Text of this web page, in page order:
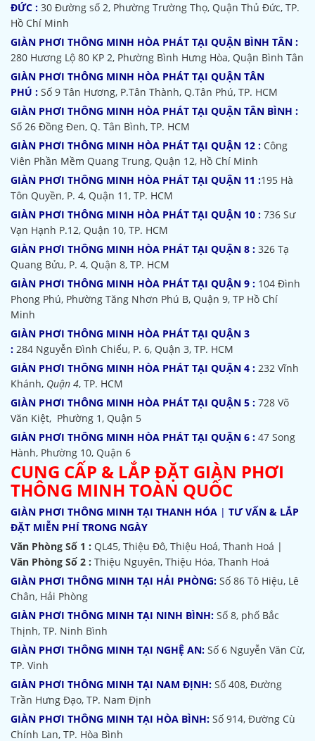
ĐỨC : 30 Đường số 2, Phường Trường Thọ, Quận Thủ Đức, TP.
Hồ Chí Minh
GIÀN PHƠI THÔNG MINH HÒA PHÁT TẠI QUẬN BÌNH TÂN :
280 Hương Lộ 80 KP 2, Phường Bình Hưng Hòa, Quận Bình Tân
GIÀN PHƠI THÔNG MINH HÒA PHÁT TẠI QUẬN TÂN
PHÚ : Số 9 Tân Hương, P.Tân Thành, Q.Tân Phú, TP. HCM
GIÀN PHƠI THÔNG MINH HÒA PHÁT TẠI QUẬN TÂN BÌNH :
Số 26 Đồng Đen, Q. Tân Bình, TP. HCM
GIÀN PHƠI THÔNG MINH HÒA PHÁT TẠI QUẬN 12 : Công
Viên Phần Mềm Quang Trung, Quận 12, Hồ Chí Minh
GIÀN PHƠI THÔNG MINH HÒA PHÁT TẠI QUẬN 11 :195 Hà
Tôn Quyền, P. 4, Quận 11, TP. HCM
GIÀN PHƠI THÔNG MINH HÒA PHÁT TẠI QUẬN 10 : 736 Sư
Vạn Hạnh P.12, Quận 10, TP. HCM
GIÀN PHƠI THÔNG MINH HÒA PHÁT TẠI QUẬN 8 : 326 Tạ
Quang Bửu, P. 4, Quận 8, TP. HCM
GIÀN PHƠI THÔNG MINH HÒA PHÁT TẠI QUẬN 9 : 104 Đình
Phong Phú, Phường Tăng Nhơn Phú B, Quận 9, TP Hồ Chí
Minh
GIÀN PHƠI THÔNG MINH HÒA PHÁT TẠI QUẬN 3
: 284 Nguyễn Đình Chiểu, P. 6, Quận 3, TP. HCM
GIÀN PHƠI THÔNG MINH HÒA PHÁT TẠI QUẬN 4 : 232 Vĩnh
Khánh, Quận 4, TP. HCM
GIÀN PHƠI THÔNG MINH HÒA PHÁT TẠI QUẬN 5 : 728 Võ
Văn Kiệt, Phường 1, Quận 5
GIÀN PHƠI THÔNG MINH HÒA PHÁT TẠI QUẬN 6 : 47 Song
Hành, Phường 10, Quận 6
CUNG CẤP & LẮP ĐẶT GIÀN PHƠI
THÔNG MINH TOÀN QUỐC
GIÀN PHƠI THÔNG MINH TẠI THANH HÓA | TƯ VẤN & LẮP
ĐẶT MIỄN PHÍ TRONG NGÀY
Văn Phòng Số 1 : QL45, Thiệu Đô, Thiệu Hoá, Thanh Hoá |
Văn Phòng Số 2 : Thiệu Nguyên, Thiệu Hóa, Thanh Hoá
GIÀN PHƠI THÔNG MINH TẠI HẢI PHÒNG: Số 86 Tô Hiệu, Lê
Chân, Hải Phòng
GIÀN PHƠI THÔNG MINH TẠI NINH BÌNH: Số 8, phố Bắc
Thịnh, TP. Ninh Bình
GIÀN PHƠI THÔNG MINH TẠI NGHỆ AN: Số 6 Nguyễn Văn Cừ,
TP. Vinh
GIÀN PHƠI THÔNG MINH TẠI NAM ĐỊNH: Số 408, Đường
Trần Hưng Đạo, TP. Nam Định
GIÀN PHƠI THÔNG MINH TẠI HÒA BÌNH: Số 914, Đường Cù
Chính Lan, TP. Hòa Bình